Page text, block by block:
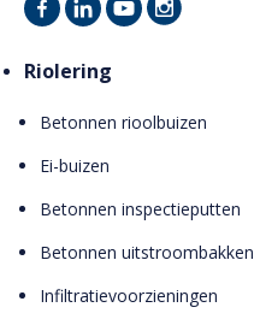
Riolering
Betonnen rioolbuizen
Ei-buizen
Betonnen inspectieputten
Betonnen uitstroombakken
Infiltratievoorzieningen